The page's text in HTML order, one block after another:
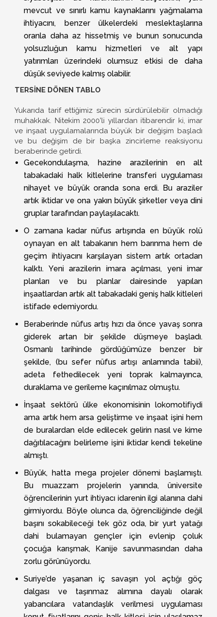
mevcut ve sınırlı kamu kaynaklarını yağmalama
ihtiyacını, benzer ülkelerdeki meslektaşlarına
oranla daha az hissetmiş ve bunun sonucunda
yolsuzluğun kamu hizmetleri ve alt yapı
yatırımları üzerindeki olumsuz etkisi de daha
düşük seviyede kalmış olabilir.
TERSİNE DÖNEN TABLO
Yukarıda tarif ettiğimiz sürecin sürdürülebilir olmadığı
muhakkak. Nitekim 2000’li yıllardan itibarendir ki, imar
ve inşaat uygulamalarında büyük bir değişim başladı
ve bu değişim de bir başka zincirleme reaksiyonu
beraberinde getirdi.
Gecekondulaşma, hazine arazilerinin en alt
tabakadaki halk kitlelerine transferi uygulaması
nihayet ve büyük oranda sona erdi. Bu araziler
artık iktidar ve ona yakın büyük şirketler veya dini
gruplar tarafından paylaşılacaktı.
O zamana kadar nüfus artışında en büyük rolü
oynayan en alt tabakanın hem barınma hem de
geçim ihtiyacını karşılayan sistem artık ortadan
kalktı. Yeni arazilerin imara açılması, yeni imar
planları ve bu planlar dairesinde yapılan
inşaatlardan artık alt tabakadaki geniş halk kitleleri
istifade edemiyordu.
Beraberinde nüfus artış hızı da önce yavaş sonra
giderek artan bir şekilde düşmeye başladı.
Osmanlı tarihinde gördüğümüze benzer bir
şekilde, (bu sefer nüfus artışı anlamında tabii),
adeta fethedilecek yeni toprak kalmayınca,
duraklama ve gerileme kaçınılmaz olmuştu.
İnşaat sektörü ülke ekonomisinin lokomotifiydi
ama artık hem arsa geliştirme ve inşaat işini hem
de buralardan elde edilecek gelirin nasıl ve kime
dağıtılacağını belirleme işini iktidar kendi tekeline
almıştı.
Büyük, hatta mega projeler dönemi başlamıştı.
Bu muazzam projelerin yanında, üniversite
öğrencilerinin yurt ihtiyacı idarenin ilgi alanına dahi
girmiyordu. Böyle olunca da, öğrenciliğinde değil
başını sokabileceği tek göz oda, bir yurt yatağı
dahi bulamayan gençler için evlenip çoluk
çocuğa karışmak, Kanije savunmasından daha
zorlu görünüyordu.
Suriye’de yaşanan iç savaşın yol açtığı göç
dalgası ve taşınmaz alımına dayalı olarak
yabancılara vatandaşlık verilmesi uygulaması